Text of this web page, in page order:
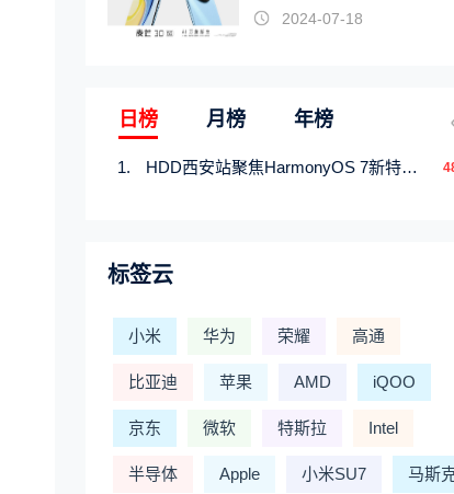
触手可及2024-07-18
日榜 月榜 年榜
HDD西安站聚焦HarmonyOS 7新特性，解锁从互联到智能的应用开发新范式
标签云
小米 华为 荣耀 高通
比亚迪 苹果 AMD iQOO
京东 微软 特斯拉 Intel
半导体 Apple 小米SU7 马斯